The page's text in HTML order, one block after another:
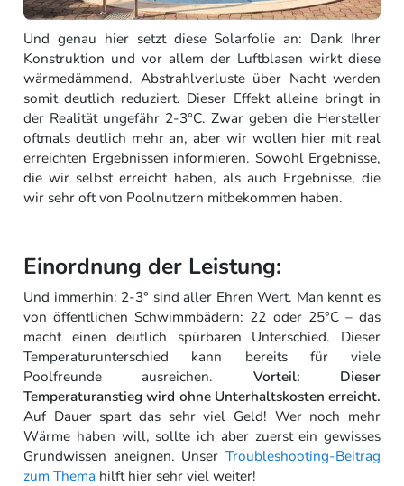
Und genau hier setzt diese Solarfolie an: Dank Ihrer
Konstruktion und vor allem der Luftblasen wirkt diese
wärmedämmend. Abstrahlverluste über Nacht werden
somit deutlich reduziert. Dieser Effekt alleine bringt in
der Realität ungefähr 2-3°C. Zwar geben die Hersteller
oftmals deutlich mehr an, aber wir wollen hier mit real
erreichten Ergebnissen informieren. Sowohl Ergebnisse,
die wir selbst erreicht haben, als auch Ergebnisse, die
wir sehr oft von Poolnutzern mitbekommen haben.
Einordnung der Leistung:
Und immerhin: 2-3° sind aller Ehren Wert. Man kennt es
von öffentlichen Schwimmbädern: 22 oder 25°C – das
macht einen deutlich spürbaren Unterschied. Dieser
Temperaturunterschied kann bereits für viele
Poolfreunde ausreichen. Vorteil: Dieser
Temperaturanstieg wird ohne Unterhaltskosten erreicht.
Auf Dauer spart das sehr viel Geld! Wer noch mehr
Wärme haben will, sollte ich aber zuerst ein gewisses
Grundwissen aneignen. Unser Troubleshooting-Beitrag
zum Thema hilft hier sehr viel weiter!